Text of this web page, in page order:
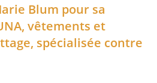
Blum pour sa
vêtements et
spécialisée contre